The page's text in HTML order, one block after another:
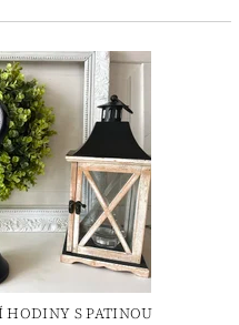
HODINY S PATINOU